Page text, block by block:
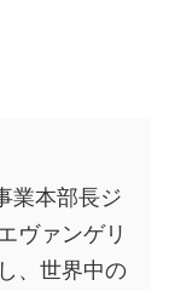
業本部長ジ
ヴァンゲリ
、世界中の